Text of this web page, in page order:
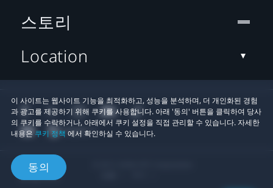
이 사이트는 웹사이트 기능을 최적화하고, 성능을 분석하며, 더 개인화된 경험
과 광고를 제공하기 위해 쿠키를 사용합니다. 아래 '동의' 버튼을 클릭하여 당사
의 쿠키를 수락하거나, 아래에서 쿠키 설정을 직접 관리할 수 있습니다. 자세한
내용은 쿠키 정책 에서 확인하실 수 있습니다.
동의
스토리
Location